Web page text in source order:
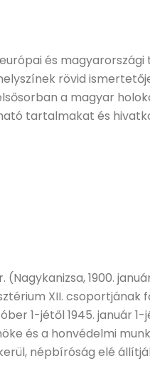
és
rövid
a magyar
tartalmakat és
(Nagykanizsa, 1900.
XII. csoportjának
1-jétől 1945. január
és a honvédelmi
népbíróság elé